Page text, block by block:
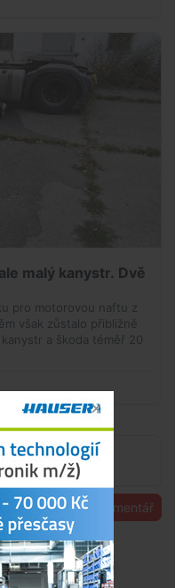
Přidat komentář